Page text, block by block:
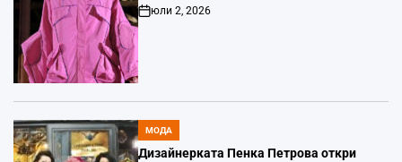
Post
Date
юли 2, 2026
POSTED
IN
МОДА
Дизайнерката Пенка Петрова откри